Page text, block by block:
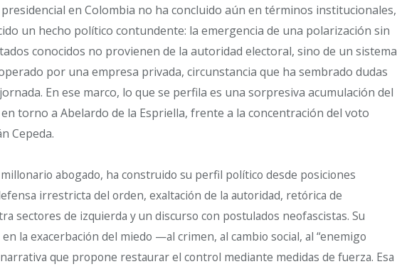
en Colombia no ha concluido aún en términos institucionales,
un hecho político contundente: la emergencia de una polarización sin
conocidos no provienen de la autoridad electoral, sino de un sistema
por una empresa privada, circunstancia que ha sembrado dudas
En ese marco, lo que se perfila es una sorpresiva acumulación del
torno a Abelardo de la Espriella, frente a la concentración del voto
Cepeda.
abogado, ha construido su perfil político desde posiciones
irrestricta del orden, exaltación de la autoridad, retórica de
sectores de izquierda y un discurso con postulados neofascistas. Su
la exacerbación del miedo —al crimen, al cambio social, al “enemigo
que propone restaurar el control mediante medidas de fuerza. Esa